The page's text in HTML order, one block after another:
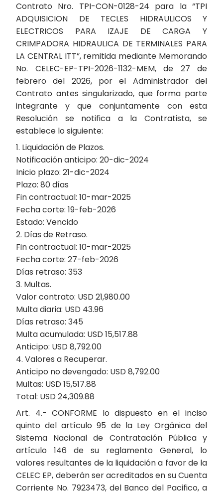
Contrato Nro. TPI-CON-0128-24 para la “TPI
ADQUISICION DE TECLES HIDRAULICOS Y
ELECTRICOS PARA IZAJE DE CARGA Y
CRIMPADORA HIDRAULICA DE TERMINALES PARA
LA CENTRAL ITT”, remitida mediante Memorando
No. CELEC-EP-TPI-2026-1132-MEM, de 27 de
febrero del 2026, por el Administrador del
Contrato antes singularizado, que forma parte
integrante y que conjuntamente con esta
Resolución se notifica a la Contratista, se
establece lo siguiente:
1. Liquidación de Plazos.
Notificación anticipo: 20-dic-2024
Inicio plazo: 21-dic-2024
Plazo: 80 días
Fin contractual: 10-mar-2025
Fecha corte: 19-feb-2026
Estado: Vencido
2. Días de Retraso.
Fin contractual: 10-mar-2025
Fecha corte: 27-feb-2026
Días retraso: 353
3. Multas.
Valor contrato: USD 21,980.00
Multa diaria: USD 43.96
Días retraso: 345
Multa acumulada: USD 15,517.88
Anticipo: USD 8,792.00
4. Valores a Recuperar.
Anticipo no devengado: USD 8,792.00
Multas: USD 15,517.88
Total: USD 24,309.88
Art. 4.- CONFORME lo dispuesto en el inciso
quinto del artículo 95 de la Ley Orgánica del
Sistema Nacional de Contratación Pública y
artículo 146 de su reglamento General, lo
valores resultantes de la liquidación a favor de la
CELEC EP, deberán ser acreditados en su Cuenta
Corriente No. 7923473, del Banco del Pacifico, a